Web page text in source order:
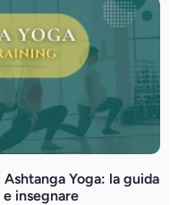
Yoga: la guida
insegnare